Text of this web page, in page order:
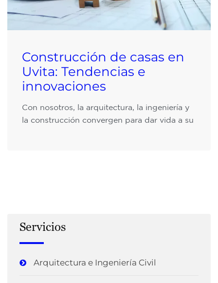
Construcción de casas en
Uvita: Tendencias e
innovaciones
Con nosotros, la arquitectura, la ingeniería y
la construcción convergen para dar vida a su
Servicios
Arquitectura e Ingeniería Civil